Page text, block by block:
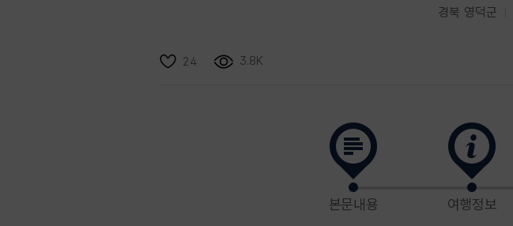
경북 영덕군
24 3.8K
본문내용 여행정보